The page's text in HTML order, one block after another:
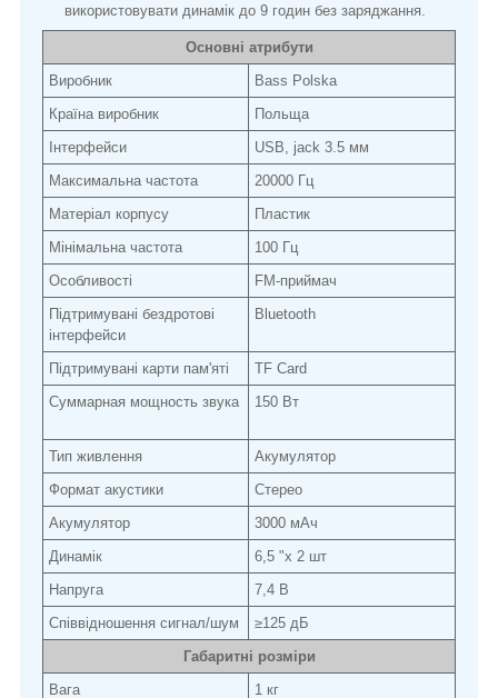
використовувати динамік до 9 годин без заряджання.
Основні атрибути
Виробник
Bass Polska
Країна виробник
Польща
Інтерфейси
USB, jack 3.5 мм
Максимальна частота
20000 Гц
Матеріал корпусу
Пластик
Мінімальна частота
100 Гц
Особливості
FM-приймач
Підтримувані бездротові
інтерфейси
Bluetooth
Підтримувані карти пам'яті
TF Card
Суммарная мощность звука
150 Вт
Тип живлення
Акумулятор
Формат акустики
Стерео
Акумулятор
3000 мАч
Динамік
6,5 "х 2 шт
Напруга
7,4 В
Співвідношення сигнал/шум
≥125 дБ
Габаритні розміри
Вага
1 кг